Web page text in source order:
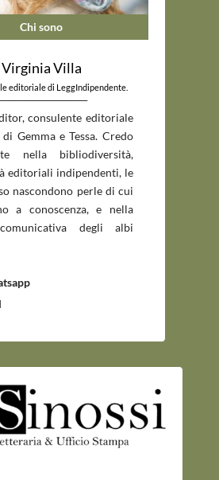
Chi sono
Virginia Villa
editoriale di LeggIndipendente.
_____________________________
consulente editoriale
Gemma e Tessa. Credo
nella bibliodiversità,
editoriali indipendenti, le
nascondono perle di cui
a conoscenza, e nella
degli albi